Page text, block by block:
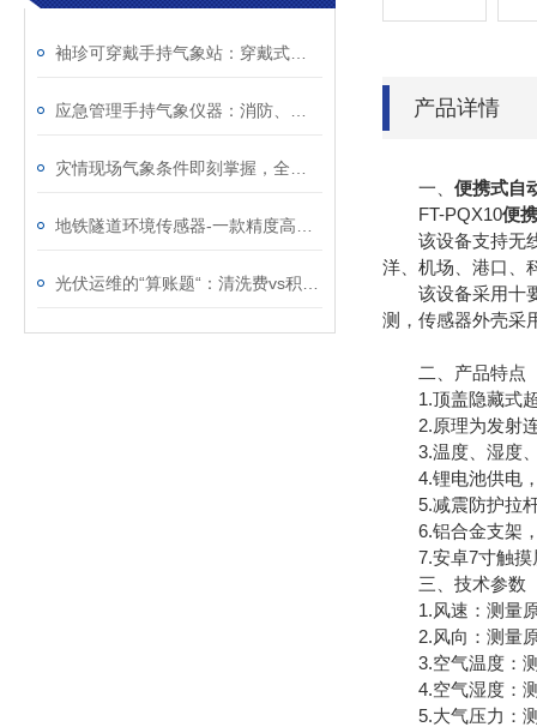
产品详情
一、 便携式自
FT-PQX10便
该设备支持无线
洋、机场、港口、
该设备采用十要
测，传感器外壳采
二、产品特点
1.顶盖隐藏式超
2.原理为发射连
3.温度、湿度、
4.锂电池供电，
5.减震防护拉杆
6.铝合金支架
7.安卓7寸触摸
三、技术参数
1.风速：测量原
2.风向：测量原
3.空气温度：测
4.空气湿度：测
5.大气压力：测